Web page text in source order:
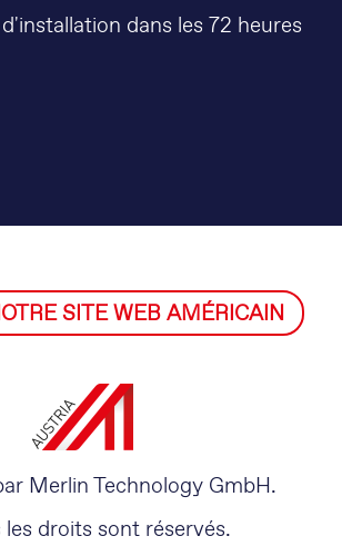
dans les 72 heures
SITE WEB AMÉRICAIN
Merlin Technology GmbH.
les droits sont réservés.